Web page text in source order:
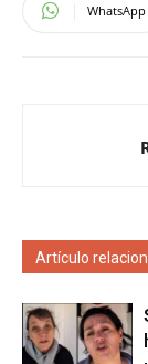
WhatsApp
Artículo